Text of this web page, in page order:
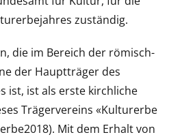
zuständig.
die im Bereich der römisch-
der Hauptträger des
ist, ist als erste kirchliche
Trägervereins «Kulturerbe
Mit dem Erhalt von